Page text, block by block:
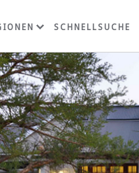
SCHNELLSUCHE